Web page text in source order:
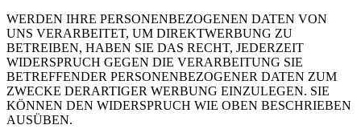
WERDEN IHRE PERSONENBEZOGENEN DATEN VON
UNS VERARBEITET, UM DIREKTWERBUNG ZU
BETREIBEN, HABEN SIE DAS RECHT, JEDERZEIT
WIDERSPRUCH GEGEN DIE VERARBEITUNG SIE
BETREFFENDER PERSONENBEZOGENER DATEN ZUM
ZWECKE DERARTIGER WERBUNG EINZULEGEN. SIE
KÖNNEN DEN WIDERSPRUCH WIE OBEN BESCHRIEBEN
AUSÜBEN.